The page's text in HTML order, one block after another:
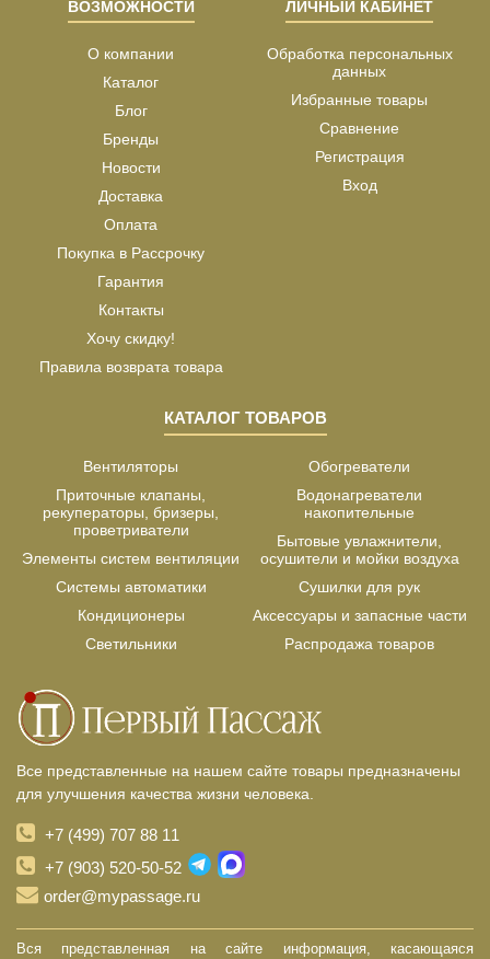
ВОЗМОЖНОСТИ
О компании
Каталог
Блог
Бренды
Новости
Доставка
Оплата
Покупка в Рассрочку
Гарантия
Контакты
Хочу скидку!
Правила возврата товара
ЛИЧНЫЙ КАБИНЕТ
Обработка персональных
данных
Избранные товары
Сравнение
Регистрация
Вход
КАТАЛОГ ТОВАРОВ
Вентиляторы
Приточные клапаны,
рекуператоры, бризеры,
проветриватели
Элементы систем вентиляции
Системы автоматики
Кондиционеры
Светильники
Обогреватели
Водонагреватели
накопительные
Бытовые увлажнители,
осушители и мойки воздуха
Сушилки для рук
Аксессуары и запасные части
Распродажа товаров
Все представленные на нашем сайте товары предназначены
для улучшения качества жизни человека.
+7 (499) 707 88 11
+7 (903) 520-50-52
order@mypassage.ru
Вся представленная на сайте информация, касающаяся